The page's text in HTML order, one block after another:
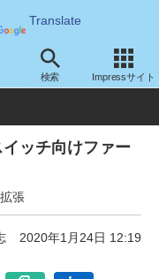
Translate
検索 Impressサイト
ッチ向けファー
張
2020年1月24日 12:19